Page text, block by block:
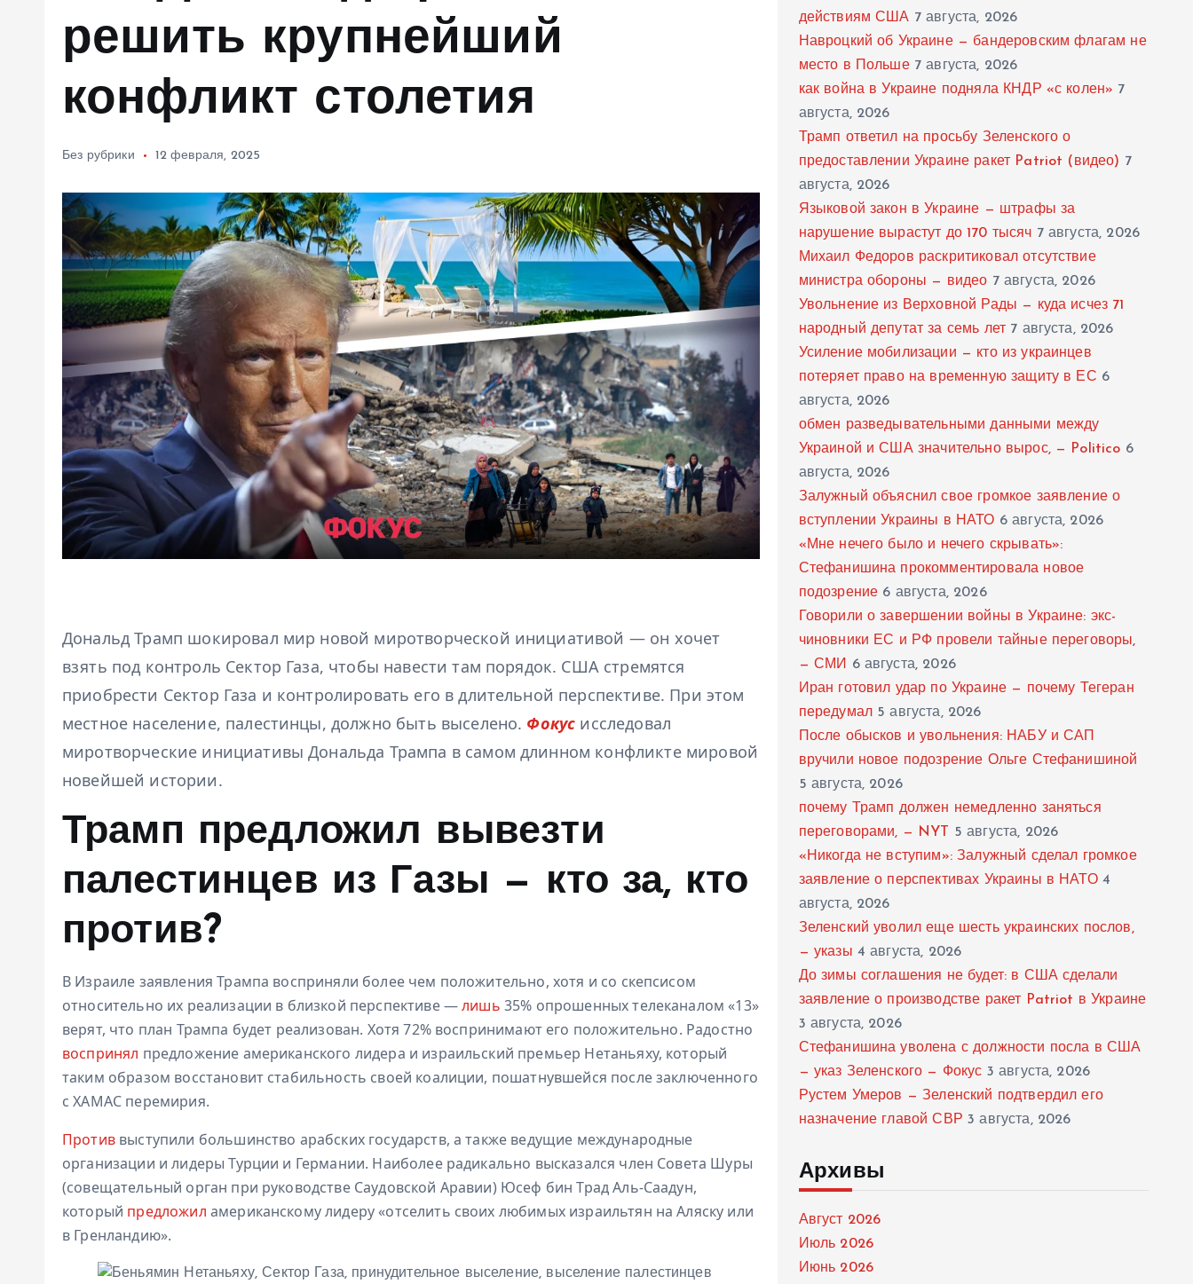
решить крупнейший
конфликт столетия
Без рубрики 12 февраля, 2025
Дональд Трамп шокировал мир новой миротворческой инициативой — он хочет
взять под контроль Сектор Газа, чтобы навести там порядок. США стремятся
приобрести Сектор Газа и контролировать его в длительной перспективе. При этом
местное население, палестинцы, должно быть выселено. Фокус исследовал
миротворческие инициативы Дональда Трампа в самом длинном конфликте мировой
новейшей истории.
Трамп предложил вывезти
палестинцев из Газы — кто за, кто
против?
В Израиле заявления Трампа восприняли более чем положительно, хотя и со скепсисом
относительно их реализации в близкой перспективе —лишь 35% опрошенных телеканалом «13»
верят, что план Трампа будет реализован. Хотя 72% воспринимают его положительно. Радостно
воспринял предложение американского лидера и израильский премьер Нетаньяху, который
таким образом восстановит стабильность своей коалиции, пошатнувшейся после заключенного
с ХАМАС перемирия.
Противвыступили большинство арабских государств, а также ведущие международные
организации и лидеры Турции и Германии. Наиболее радикально высказался член Совета Шуры
(совещательный орган при руководстве Саудовской Аравии) Юсеф бин Трад Аль-Саадун,
который предложил американскому лидеру «отселить своих любимых израильтян на Аляску или
в Гренландию».
действиям США 7 августа, 2026
Навроцкий об Украине — бандеровским флагам не
место в Польше 7 августа, 2026
как война в Украине подняла КНДР «с колен» 7
августа, 2026
Трамп ответил на просьбу Зеленского о
предоставлении Украине ракет Patriot (видео) 7
августа, 2026
Языковой закон в Украине — штрафы за
нарушение вырастут до 170 тысяч 7 августа, 2026
Михаил Федоров раскритиковал отсутствие
министра обороны — видео 7 августа, 2026
Увольнение из Верховной Рады — куда исчез 71
народный депутат за семь лет 7 августа, 2026
Усиление мобилизации — кто из украинцев
потеряет право на временную защиту в ЕС 6
августа, 2026
обмен разведывательными данными между
Украиной и США значительно вырос, — Politico 6
августа, 2026
Залужный объяснил свое громкое заявление о
вступлении Украины в НАТО 6 августа, 2026
«Мне нечего было и нечего скрывать»:
Стефанишина прокомментировала новое
подозрение 6 августа, 2026
Говорили о завершении войны в Украине: экс-
чиновники ЕС и РФ провели тайные переговоры,
— СМИ 6 августа, 2026
Иран готовил удар по Украине — почему Тегеран
передумал 5 августа, 2026
После обысков и увольнения: НАБУ и САП
вручили новое подозрение Ольге Стефанишиной
5 августа, 2026
почему Трамп должен немедленно заняться
переговорами, — NYT
5 августа, 2026
«Никогда не вступим»: Залужный сделал громкое
заявление о перспективах Украины в НАТО 4
августа, 2026
Зеленский уволил еще шесть украинских послов,
— указы 4 августа, 2026
До зимы соглашения не будет: в США сделали
заявление о производстве ракет Patriot в Украине
3 августа, 2026
Стефанишина уволена с должности посла в США
— указ Зеленского — Фокус 3 августа, 2026
Рустем Умеров — Зеленский подтвердил его
назначение главой СВР 3 августа, 2026
Архивы
Август 2026
Июль 2026
Июнь 2026